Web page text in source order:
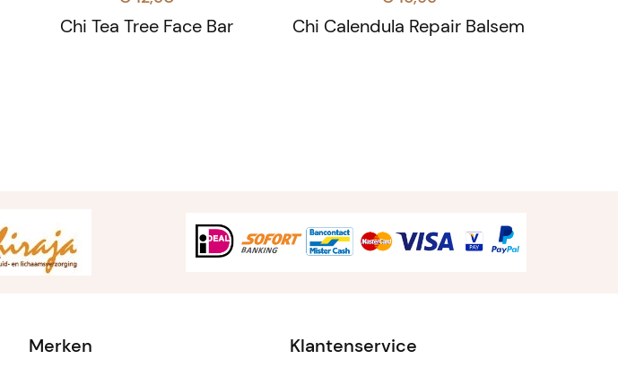
Chi Tea Tree Face Bar Chi Calendula Repair Balsem
Merken Klantenservice